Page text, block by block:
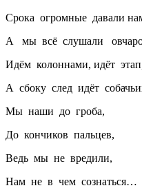
Срока огромные давали
А мы всё слушали
Идём колоннами, идёт
А сбоку след идёт
Мы наши до гроба,
До кончиков пальцев,
Ведь мы не вредили,
Нам не в чем сознаться…